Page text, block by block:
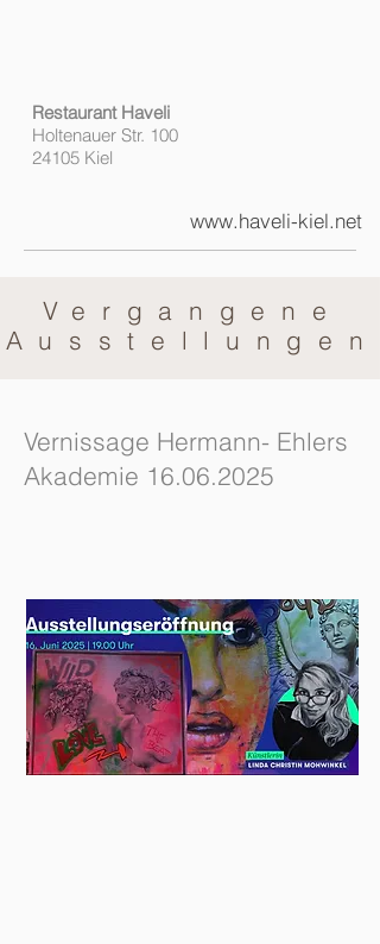
Restaurant Haveli
Holtenauer Str. 100
24105 Kiel
www.haveli-kiel.net
Vergangene
Ausstellungen
Vernissage Hermann- Ehlers
Akademie 16.06.2025